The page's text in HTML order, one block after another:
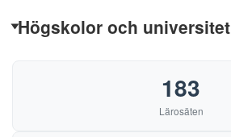
Högskolor och universitet
183
Lärosäten